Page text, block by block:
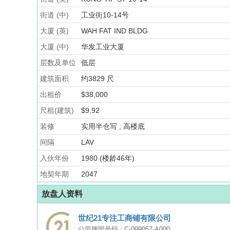
街道 (中)
工业街10-14号
大厦 (英)
WAH FAT IND BLDG
大厦 (中)
华发工业大厦
层数及单位
低层
建筑面积
约3829 尺
出租价
$38,000
尺租(建筑)
$9.92
装修
实用半仓写 , 高楼底
间隔
LAV
入伙年份
1980 (楼龄46年)
地契年期
2047
放盘人资料
世纪21专注工商铺有限公司